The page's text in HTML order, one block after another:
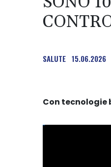
SALUTE 15.06.2026
Con tecnologie